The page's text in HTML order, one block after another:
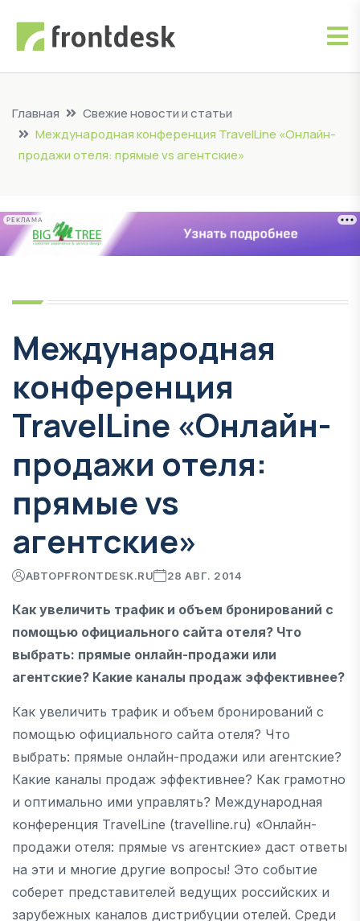
Главная
Свежие новости и статьи
Международная конференция TravelLine «Онлайн-
продажи отеля: прямые vs агентские»
РЕКЛАМА
Международная
конференция
TravelLine «Онлайн-
продажи отеля:
прямые vs
агентские»
АВТОРFRONTDESK.RU 28 АВГ. 2014
Как увеличить трафик и объем бронирований с
помощью официального сайта отеля? Что
выбрать: прямые онлайн-продажи или
агентские? Какие каналы продаж эффективнее?
Как увеличить трафик и объем бронирований с
помощью официального сайта отеля? Что
выбрать: прямые онлайн-продажи или агентские?
Какие каналы продаж эффективнее? Как грамотно
и оптимально ими управлять? Международная
конференция TravelLine (travelline.ru) «Онлайн-
продажи отеля: прямые vs агентские» даст ответы
на эти и многие другие вопросы! Это событие
соберет представителей ведущих российских и
зарубежных каналов дистрибуции отелей. Среди